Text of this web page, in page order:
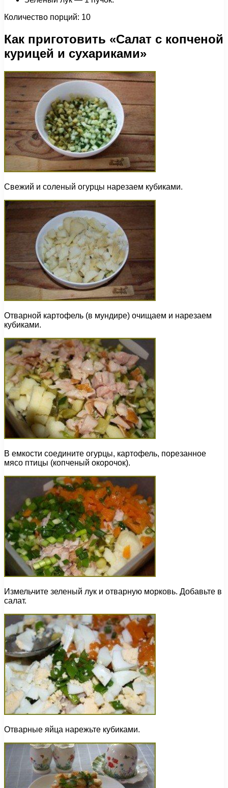
Количество порций: 10
Как приготовить «Салат с копченой
курицей и сухариками»
Свежий и соленый огурцы нарезаем кубиками.
Отварной картофель (в мундире) очищаем и нарезаем
кубиками.
В емкости соедините огурцы, картофель, порезанное
мясо птицы (копченый окорочок).
Измельчите зеленый лук и отварную морковь. Добавьте в
салат.
Отварные яйца нарежьте кубиками.